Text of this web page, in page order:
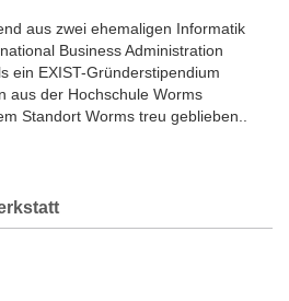
aus zwei ehemaligen Informatik
Business Administration
ein EXIST-Gründerstipendium
aus der Hochschule Worms
Standort Worms treu geblieben..